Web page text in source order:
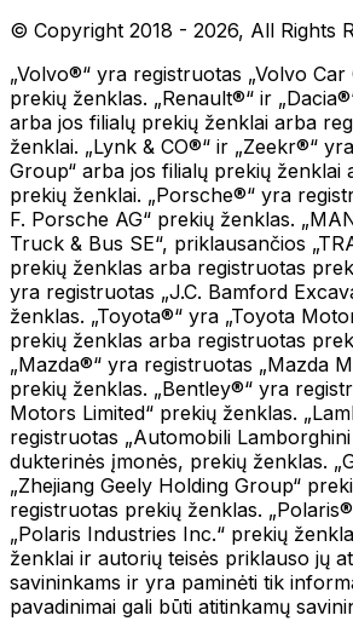
© Copyright 2018 - 2026, All Rights
„Volvo®“ yra registruotas „Volvo
prekių ženklas. „Renault®“ ir
arba jos filialų prekių ženklai arba
ženklai. „Lynk & CO®“ ir „Zeekr®“
Group“ arba jos filialų prekių ženklai
prekių ženklai. „Porsche®“ yra
F. Porsche AG“ prekių ženklas.
Truck & Bus SE“, priklausančios
prekių ženklas arba registruotas
yra registruotas „J.C. Bamford
ženklas. „Toyota®“ yra „Toyota
prekių ženklas arba registruotas
„Mazda®“ yra registruotas „Mazda
prekių ženklas. „Bentley®“ yra
Motors Limited“ prekių ženklas.
registruotas „Automobili Lamborghini
dukterinės įmonės, prekių ženklas.
„Zhejiang Geely Holding Group“
registruotas prekių ženklas.
„Polaris Industries Inc.“ prekių
ženklai ir autorių teisės priklauso jų
savininkams ir yra paminėti tik
pavadinimai gali būti atitinkamų